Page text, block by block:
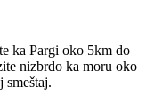
ka Pargi oko 5km do
nizbrdo ka moru oko
smeštaj.